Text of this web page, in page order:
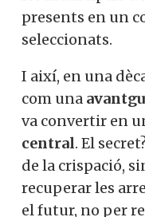
presents en un
seleccionats.
I així, en una
com una
va convertir en
central. El
de la crispació,
recuperar les
el futur, no per